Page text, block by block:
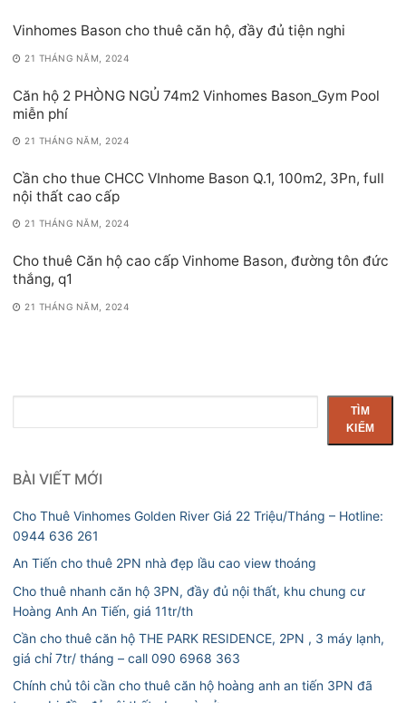
Vinhomes Bason cho thuê căn hộ, đầy đủ tiện nghi
21 THÁNG NĂM, 2024
Căn hộ 2 PHÒNG NGỦ 74m2 Vinhomes Bason_Gym Pool
miễn phí
21 THÁNG NĂM, 2024
Cần cho thue CHCC VInhome Bason Q.1, 100m2, 3Pn, full
nội thất cao cấp
21 THÁNG NĂM, 2024
Cho thuê Căn hộ cao cấp Vinhome Bason, đường tôn đức
thắng, q1
21 THÁNG NĂM, 2024
kiếm
TÌM
KIẾM
BÀI VIẾT MỚI
Cho Thuê Vinhomes Golden River Giá 22 Triệu/Tháng – Hotline:
0944 636 261
An Tiến cho thuê 2PN nhà đẹp lầu cao view thoáng
Cho thuê nhanh căn hộ 3PN, đầy đủ nội thất, khu chung cư
Hoàng Anh An Tiến, giá 11tr/th
Cần cho thuê căn hộ THE PARK RESIDENCE, 2PN , 3 máy lạnh,
giá chỉ 7tr/ tháng – call 090 6968 363
Chính chủ tôi cần cho thuê căn hộ hoàng anh an tiến 3PN đã